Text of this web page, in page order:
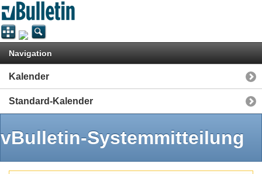
Navigation
Kalender
Standard-Kalender
vBulletin-Systemmitteilung